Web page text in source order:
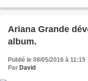
Ariana Grande
album.
Publié le 08/05/2016 à 11:15
Par David